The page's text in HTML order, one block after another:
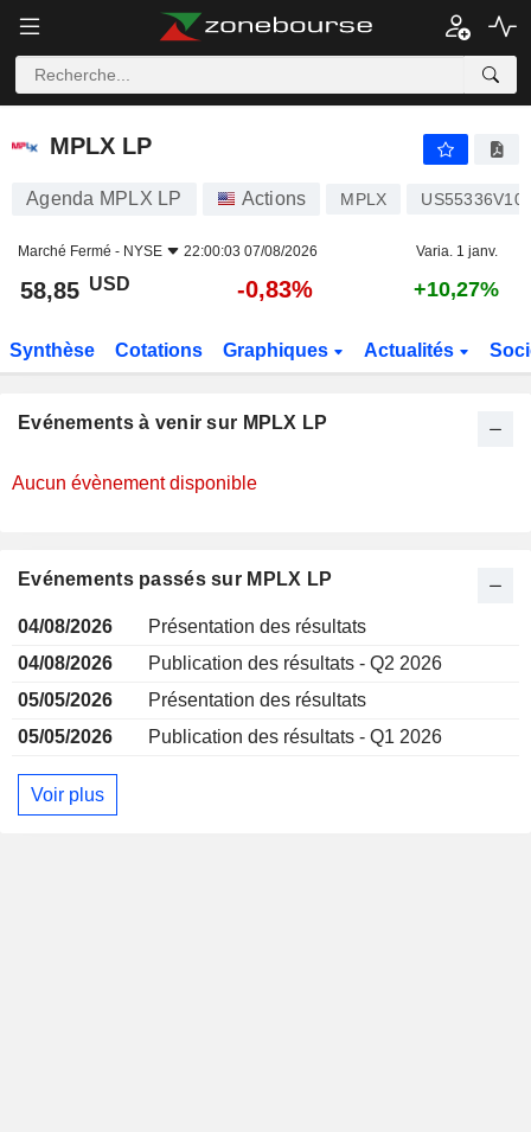
MPLX LP
MPLX LP
Agenda MPLX LP Actions MPLX
Marché Fermé - NYSE 22:00:03 07/08/2026 Varia. 1 janv.
58,85 USD -0,83% +10,27%
Synthèse Cotations Graphiques Actualités
Evénements à venir sur MPLX LP
Aucun évènement disponible
Evénements passés sur MPLX LP
04/08/2026
Présentation des résultats
04/08/2026
Publication des résultats - Q2 2026
05/05/2026
Présentation des résultats
05/05/2026
Publication des résultats - Q1 2026
Voir plus